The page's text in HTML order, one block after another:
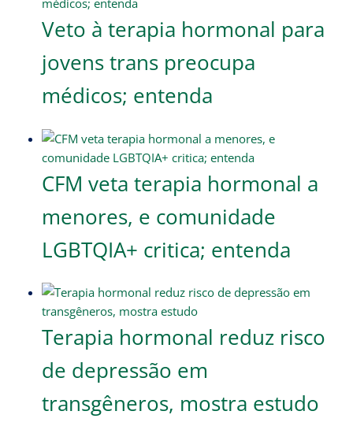
Veto à terapia hormonal para
jovens trans preocupa
médicos; entenda
CFM veta terapia hormonal a
menores, e comunidade
LGBTQIA+ critica; entenda
Terapia hormonal reduz risco
de depressão em
transgêneros, mostra estudo